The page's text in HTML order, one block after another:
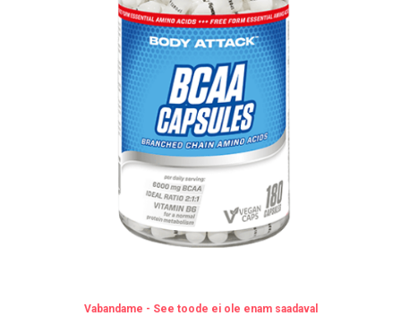
Vabandame - See toode ei ole enam saadaval